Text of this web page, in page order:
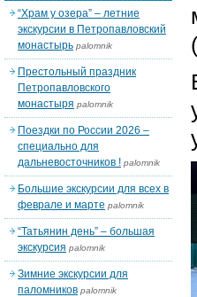
“Храм у озера” – летние
экскурсии в Петропавловский
монастырь palomnik
Престольный праздник
Петропавловского
монастыря palomnik
Поездки по России 2026 –
специально для
дальневосточников ! palomnik
Большие экскурсии для всех в
феврале и марте palomnik
“Татьянин день” – большая
экскурсия palomnik
Зимние экскурсии для
паломников palomnik